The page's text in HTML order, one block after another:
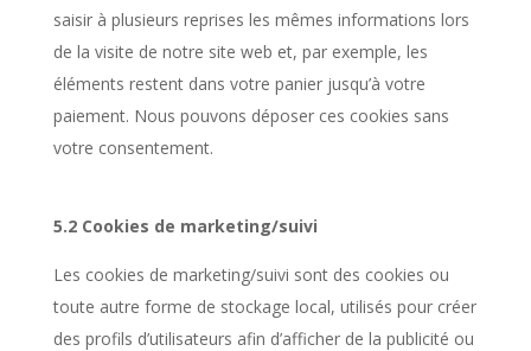
saisir à plusieurs reprises les mêmes informations lors
de la visite de notre site web et, par exemple, les
éléments restent dans votre panier jusqu’à votre
paiement. Nous pouvons déposer ces cookies sans
votre consentement.
5.2 Cookies de marketing/suivi
Les cookies de marketing/suivi sont des cookies ou
toute autre forme de stockage local, utilisés pour créer
des profils d’utilisateurs afin d’afficher de la publicité ou